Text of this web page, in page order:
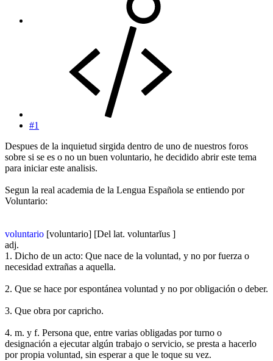
#1
Despues de la inquietud sirgida dentro de uno de nuestros foros
sobre si se es o no un buen voluntario, he decidido abrir este tema
para iniciar este analisis.
Segun la real academia de la Lengua Española se entiendo por
Voluntario:
voluntario [voluntario] [Del lat. voluntarĭus ]
adj.
1. Dicho de un acto: Que nace de la voluntad, y no por fuerza o
necesidad extrañas a aquella.
2. Que se hace por espontánea voluntad y no por obligación o deber.
3. Que obra por capricho.
4. m. y f. Persona que, entre varias obligadas por turno o
designación a ejecutar algún trabajo o servicio, se presta a hacerlo
por propia voluntad, sin esperar a que le toque su vez.